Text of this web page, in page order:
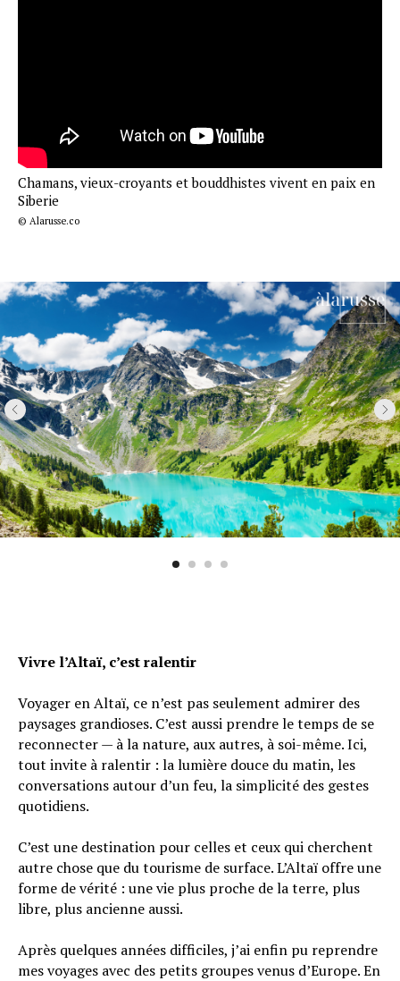
Chamans, vieux-croyants et bouddhistes vivent en paix en
Siberie
© Alarusse.co
Vivre l’Altaï, c’est ralentir
Voyager en Altaï, ce n’est pas seulement admirer des
paysages grandioses. C’est aussi prendre le temps de se
reconnecter — à la nature, aux autres, à soi-même. Ici,
tout invite à ralentir : la lumière douce du matin, les
conversations autour d’un feu, la simplicité des gestes
quotidiens.
C’est une destination pour celles et ceux qui cherchent
autre chose que du tourisme de surface. L’Altaï offre une
forme de vérité : une vie plus proche de la terre, plus
libre, plus ancienne aussi.
Après quelques années difficiles, j’ai enfin pu reprendre
mes voyages avec des petits groupes venus d’Europe. En